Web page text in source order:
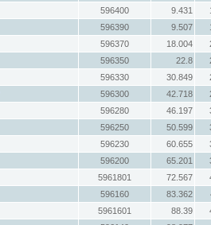
596400 9.431
596390 9.507
596370 18.004
596350 22.8
596330 30.849
596300 42.718
596280 46.197
596250 50.599
596230 60.655
596200 65.201
5961801 72.567
596160 83.362
5961601 88.39